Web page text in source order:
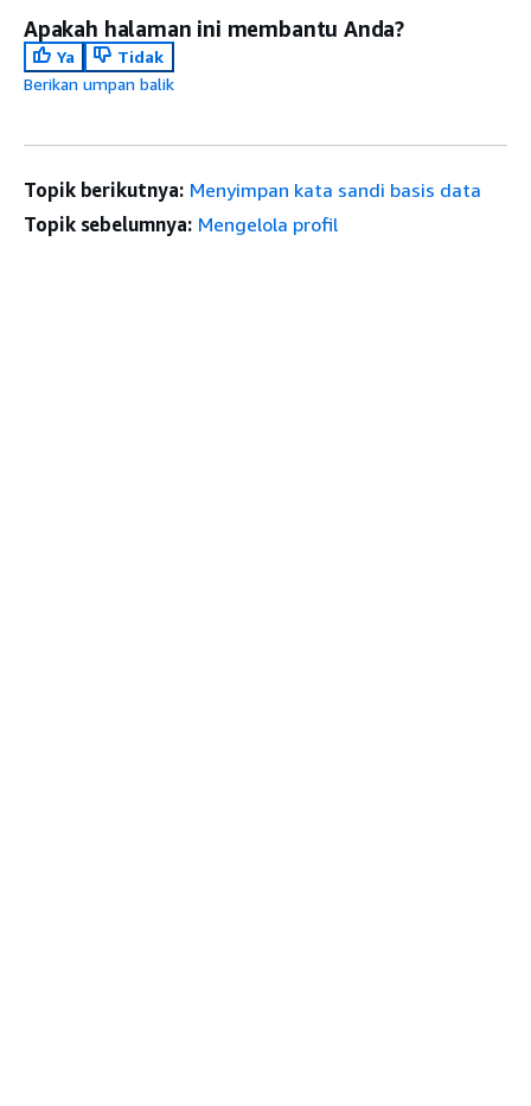
Apakah halaman ini membantu Anda?
Ya
Tidak
Berikan umpan balik
Topik berikutnya: Menyimpan kata sandi basis data
Topik sebelumnya: Mengelola profil